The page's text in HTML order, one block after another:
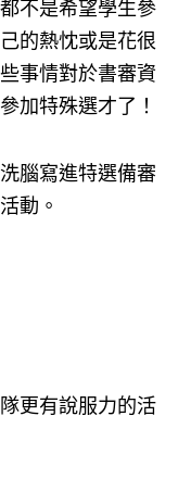
不是希望學生參
的熱忱或是花很
事情對於書審資
加特殊選才了！
腦寫進特選備審
動。
更有說服力的活